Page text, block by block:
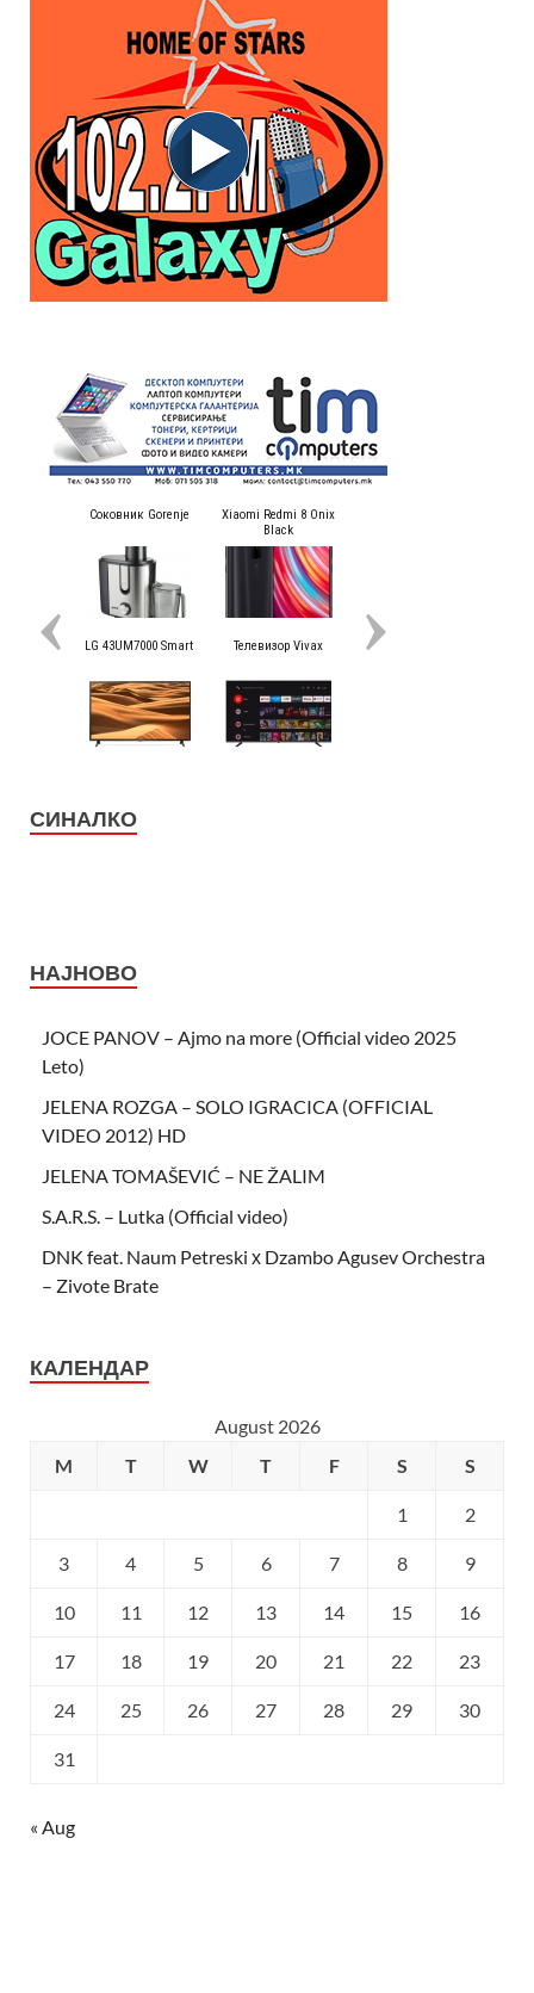
СИНАЛКО
НАЈНОВО
JOCE PANOV – Ajmo na more (Official video 2025
Leto)
JELENA ROZGA – SOLO IGRACICA (OFFICIAL
VIDEO 2012) HD
JELENA TOMAŠEVIĆ – NE ŽALIM
S.A.R.S. – Lutka (Official video)
DNK feat. Naum Petreski х Dzambo Agusev Orchestra
– Zivote Brate
КАЛЕНДАР
August 2026
M
T W T F S S
1 2
3 4 5 6 7 8 9
10 11 12 13 14 15 16
17 18 19 20 21 22 23
24 25 26 27 28 29 30
31
« Aug